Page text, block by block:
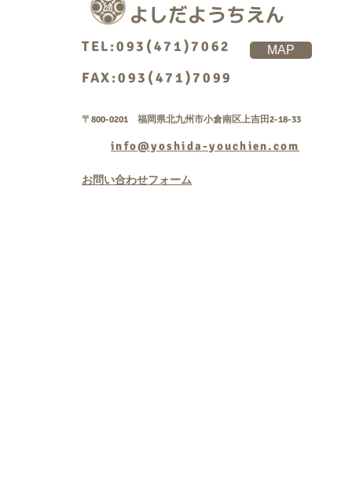
TEL:093(471)7062
FAX:093(471)7099
MAP
〒800-0201 福岡県北九州市小倉南区上吉田2-18-33
info@yoshida-youchien.com
お問い合わせフォーム